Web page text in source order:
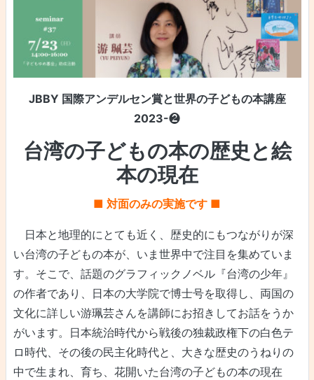
JBBY 国際アンデルセン賞と世界の子どもの本講座
2023-❷
台湾の子どもの本の歴史と絵
本の現在
■ 対面のみの実施です ■
日本と地理的にとても近く、歴史的にもつながりが深
い台湾の子どもの本が、いま世界中で注目を集めていま
す。そこで、話題のグラフィックノベル『台湾の少年』
の作者であり、日本の大学院で博士号を取得し、両国の
文化に詳しい游珮芸さんを講師にお招きしてお話をうか
がいます。日本統治時代から戦後の独裁政権下の白色テ
ロ時代、その後の民主化時代と、大きな歴史のうねりの
中で生まれ、育ち、花開いた台湾の子どもの本の現在